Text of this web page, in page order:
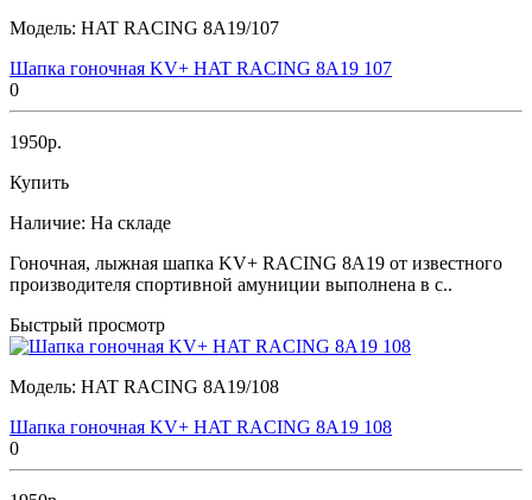
Модель: HAT RACING 8A19/107
Шапка гоночная KV+ HAT RACING 8A19 107
0
1950р.
Купить
Наличие: На складе
Гоночная, лыжная шапка KV+ RACING 8A19 от известного
производителя спортивной амуниции выполнена в с..
Быстрый просмотр
Модель: HAT RACING 8A19/108
Шапка гоночная KV+ HAT RACING 8A19 108
0